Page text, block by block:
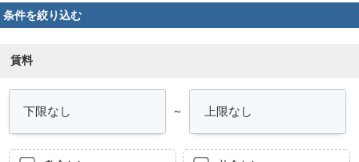
条件を絞り込む
賃料
～